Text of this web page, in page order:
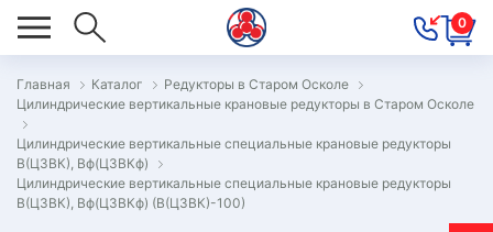
0
Главная Каталог
Редукторы в Старом Осколе
Цилиндрические вертикальные крановые редукторы в Старом Осколе
Цилиндрические вертикальные специальные крановые редукторы
В(Ц3ВК), Вф(Ц3ВКф)
Цилиндрические вертикальные специальные крановые редукторы
В(Ц3ВК), Вф(Ц3ВКф) (В(Ц3ВК)-100)